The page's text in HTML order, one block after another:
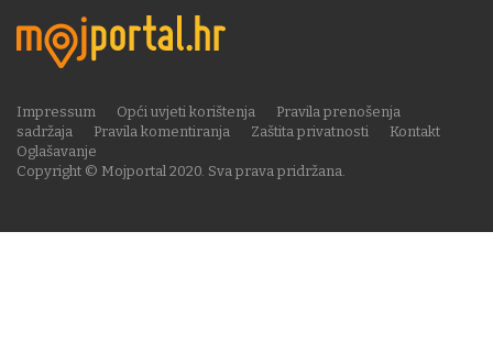
Copyright © Mojportal 2020. Sva prava pridržana.
Impressum Opći uvjeti korištenja
Pravila prenošenja
sadržaja
Pravila komentiranja Zaštita privatnosti
Kontakt
Oglašavanje